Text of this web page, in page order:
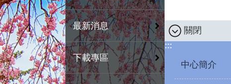
最新消息
下載專區
關閉
:::
中心簡介